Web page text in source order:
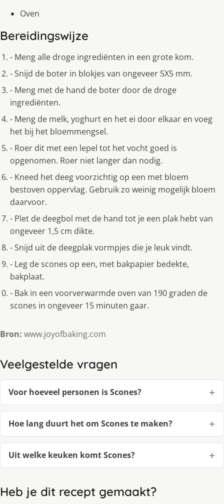
Oven
Bereidingswijze
- Meng alle droge ingrediënten in een grote kom.
- Snijd de boter in blokjes van ongeveer 5X5 mm.
- Meng met de hand de boter door de droge
ingrediënten.
- Meng de melk, yoghurt en het ei door elkaar en voeg
het bij het bloemmengsel.
- Roer dit met een lepel tot het vocht goed is
opgenomen. Roer niet langer dan nodig.
- Kneed het deeg voorzichtig op een met bloem
bestoven oppervlag. Gebruik zo weinig mogelijk bloem
daarvoor.
- Plet de deegbol met de hand tot je een plak hebt van
ongeveer 1,5 cm dikte.
- Snijd uit de deegplak vormpjes die je leuk vindt.
- Leg de scones op een, met bakpapier bedekte,
bakplaat.
- Bak in een voorverwarmde oven van 190 graden de
scones in ongeveer 15 minuten gaar.
Bron: www.joyofbaking.com
Veelgestelde vragen
Voor hoeveel personen is Scones?
Hoe lang duurt het om Scones te maken?
Uit welke keuken komt Scones?
Heb je dit recept gemaakt?